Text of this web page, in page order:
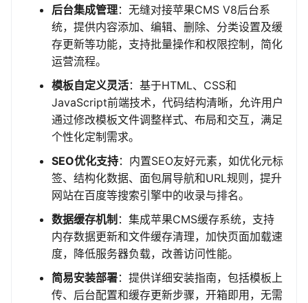
后台集成管理：无缝对接苹果CMS V8后台系
统，提供内容添加、编辑、删除、分类设置及缓
存更新等功能，支持批量操作和权限控制，简化
运营流程。
模板自定义灵活：基于HTML、CSS和
JavaScript前端技术，代码结构清晰，允许用户
通过修改模板文件调整样式、布局和交互，满足
个性化定制需求。
SEO优化支持：内置SEO友好元素，如优化元标
签、结构化数据、面包屑导航和URL规则，提升
网站在百度等搜索引擎中的收录与排名。
数据缓存机制 ：集成苹果CMS缓存系统，支持
内存数据更新和文件缓存清理，加快页面加载速
度，降低服务器负载，改善访问性能。
简易安装部署：提供详细安装指南，包括模板上
传、后台配置和缓存更新步骤，开箱即用，无需